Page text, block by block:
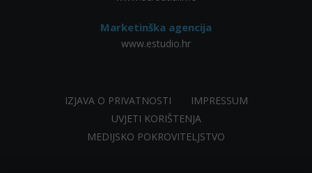
Marketinška agencija
www.estudio.hr
IZJAVA O PRIVATNOSTI
IMPRESSUM
UVJETI KORIŠTENJA
MEDIJSKO POKROVITELJSTVO